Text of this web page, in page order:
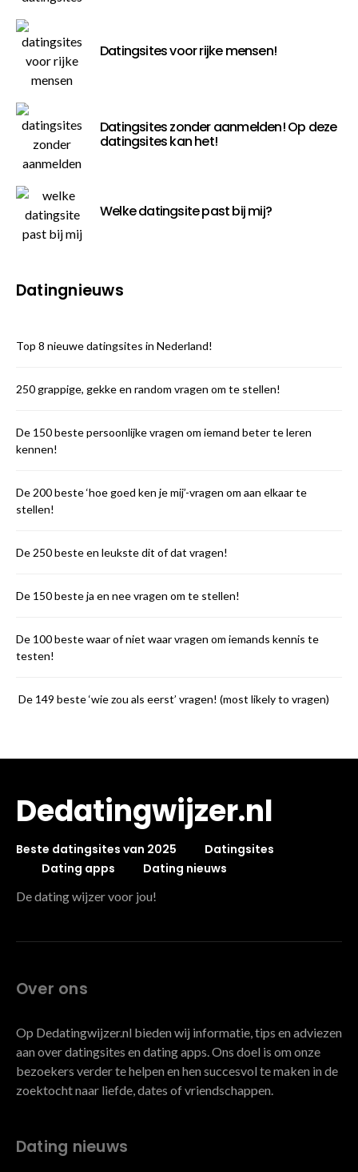
Datingsites voor rijke mensen!
Datingsites zonder aanmelden! Op deze
datingsites kan het!
Welke datingsite past bij mij?
Datingnieuws
Top 8 nieuwe datingsites in Nederland!
250 grappige, gekke en random vragen om te stellen!
De 150 beste persoonlijke vragen om iemand beter te leren
kennen!
De 200 beste ‘hoe goed ken je mij’-vragen om aan elkaar te
stellen!
De 250 beste en leukste dit of dat vragen!
De 150 beste ja en nee vragen om te stellen!
De 100 beste waar of niet waar vragen om iemands kennis te
testen!
De 149 beste ‘wie zou als eerst’ vragen! (most likely to vragen)
Dedatingwijzer.nl
Beste datingsites van 2025
Datingsites
Dating apps
Dating nieuws
De dating wijzer voor jou!
Over ons
Op Dedatingwijzer.nl bieden wij informatie, tips en adviezen
aan over datingsites en dating apps. Ons doel is om onze
bezoekers verder te helpen en hen succesvol te maken in de
zoektocht naar liefde, dates of vriendschappen.
Dating nieuws